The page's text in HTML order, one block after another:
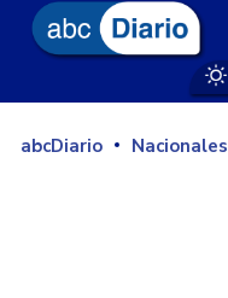
abcDiario Nacionales